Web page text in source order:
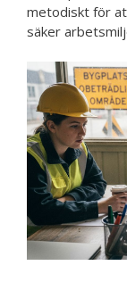
metodiskt för
säker